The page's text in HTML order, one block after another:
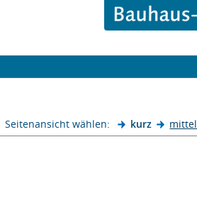
Seitenansicht wählen: kurz mittel